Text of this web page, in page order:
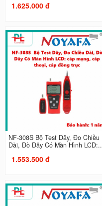
1.625.000 đ
NF-308S Bộ Test Dây, Đo Chiều
Dài, Dò Dây Có Màn Hình
1.553.500 đ